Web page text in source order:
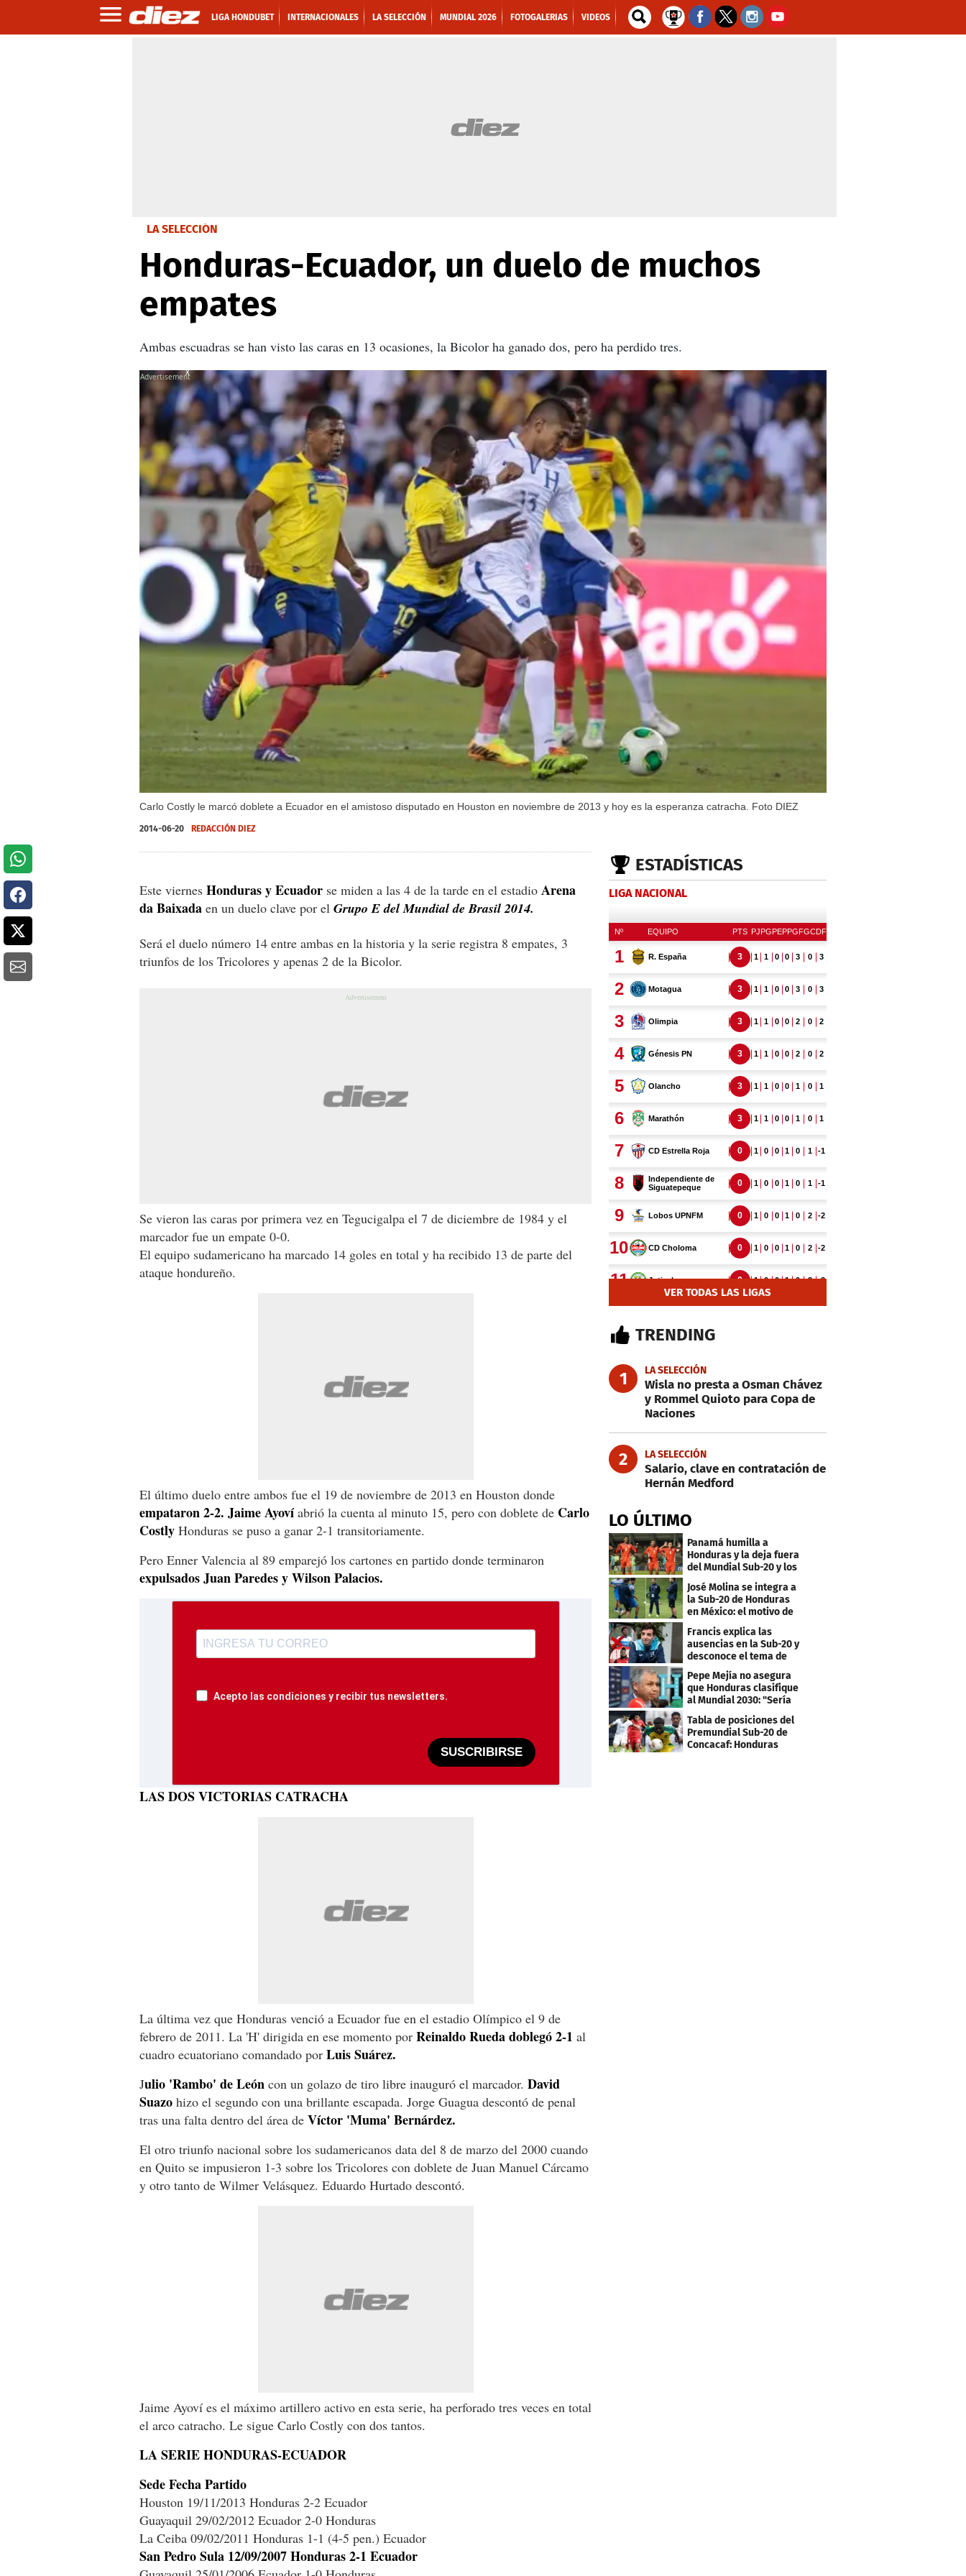
LIGA HONDUBET INTERNACIONALES LA SELECCIÓN MUNDIAL 2026 FOTOGALERIAS VIDEOS
LA SELECCIÓN
Honduras-Ecuador, un duelo de muchos
empates
Ambas escuadras se han visto las caras en 13 ocasiones, la Bicolor ha ganado dos, pero ha perdido tres.
Carlo Costly le marcó doblete a Ecuador en el amistoso disputado en Houston en noviembre de 2013 y hoy es la esperanza catracha. Foto DIEZ
X
2014-06-20 REDACCIÓN DIEZ
Este viernes Honduras y Ecuador se miden a las 4 de la tarde en el estadio Arena
da Baixada en un duelo clave por el Grupo E del Mundial de Brasil 2014.
Será el duelo número 14 entre ambas en la historia y la serie registra 8 empates, 3
triunfos de los Tricolores y apenas 2 de la Bicolor.
Se vieron las caras por primera vez en Tegucigalpa el 7 de diciembre de 1984 y el
marcador fue un empate 0-0.
El equipo sudamericano ha marcado 14 goles en total y ha recibido 13 de parte del
ataque hondureño.
El último duelo entre ambos fue el 19 de noviembre de 2013 en Houston donde
empataron 2-2. Jaime Ayovíabrió la cuenta al minuto 15, pero con doblete de Carlo
Costly Honduras se puso a ganar 2-1 transitoriamente.
Pero Enner Valencia al 89 emparejó los cartones en partido donde terminaron
expulsados Juan Paredes y Wilson Palacios.
Acepto las condiciones y recibir tus newsletters.
SUSCRIBIRSE
LAS DOS VICTORIAS CATRACHA
La última vez que Honduras venció a Ecuador fue en el estadio Olímpico el 9 de
febrero de 2011. La 'H' dirigida en ese momento por Reinaldo Rueda doblegó 2-1 al
cuadro ecuatoriano comandado por Luis Suárez.
Julio 'Rambo' de León con un golazo de tiro libre inauguró el marcador. David
Suazo hizo el segundo con una brillante escapada. Jorge Guagua descontó de penal
tras una falta dentro del área de Víctor 'Muma' Bernárdez.
El otro triunfo nacional sobre los sudamericanos data del 8 de marzo del 2000 cuando
en Quito se impusieron 1-3 sobre los Tricolores con doblete de Juan Manuel Cárcamo
y otro tanto de Wilmer Velásquez. Eduardo Hurtado descontó.
Jaime Ayoví es el máximo artillero activo en esta serie, ha perforado tres veces en total
el arco catracho. Le sigue Carlo Costly con dos tantos.
LA SERIE HONDURAS-ECUADOR
Sede Fecha Partido
Houston 19/11/2013 Honduras 2-2 Ecuador
Guayaquil 29/02/2012 Ecuador 2-0 Honduras
La Ceiba 09/02/2011 Honduras 1-1 (4-5 pen.) Ecuador
San Pedro Sula 12/09/2007 Honduras 2-1 Ecuador
ESTADÍSTICAS
LIGA NACIONAL
VER TODAS LAS LIGAS
TRENDING
1 LA SELECCIÓN
Wisla no presta a Osman Chávez
y Rommel Quioto para Copa de
Naciones
2 LA SELECCIÓN
Salario, clave en contratación de
Hernán Medford
LO ÚLTIMO
Panamá humilla a
Honduras y la deja fuera
del Mundial Sub-20 y los
Juegos Olímpicos
José Molina se integra a
la Sub-20 de Honduras
en México: el motivo de
su viaje
Francis explica las
ausencias en la Sub-20 y
desconoce el tema de
los tiktokers
Pepe Mejía no asegura
que Honduras clasifique
al Mundial 2030: "Sería
mentir"
Tabla de posiciones del
Premundial Sub-20 de
Concacaf: Honduras